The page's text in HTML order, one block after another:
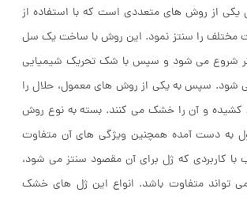
از روش های متعددی است که با استفاده از
مختلف را سنتز نمود. این روش با ساخت یک سل
شروع می شود و سپس با شک تحریک شیمیایی
شود. سپس به یکی از روش های معمول، حلال را
کشیده و آن را خشک می کنند. بسته به نوع روش
به دست آمده همچنین ویژگی های آن متفاوت
با کاربردی که ژل برای آن مقصود سنتز می شود،
تواند متفاوت باشد. انواع این ژل های خشک